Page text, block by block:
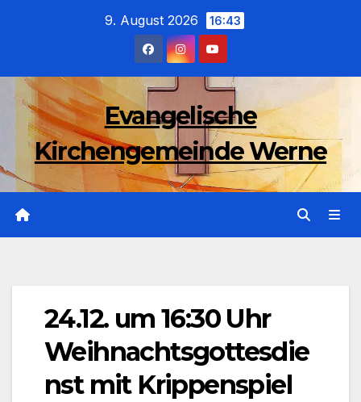
9. August 2026 16:43
Evangelische
Kirchengemeinde Werne
24.12. um 16:30 Uhr
Weihnachtsgottesdie
nst mit Krippenspiel